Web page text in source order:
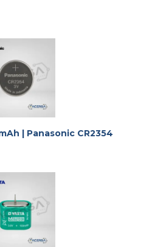
| Panasonic CR2354
más adecuada